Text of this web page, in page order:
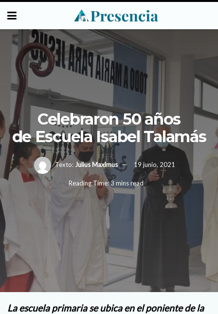
Celebraron 50 años
de Escuela Isabel Talamás
Texto: Julius Maximus 19 junio, 2021
Reading Time: 3 mins read
La escuela primaria se ubica en el poniente de la